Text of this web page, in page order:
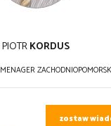
PIOTRKORDUS
zostaw